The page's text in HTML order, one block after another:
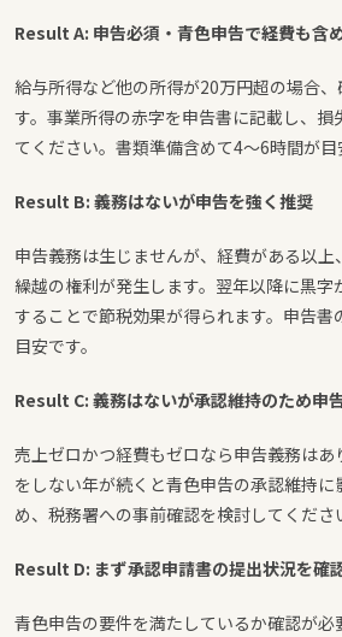
Result A: 申告必須・青色申告で経費も含
給与所得など他の所得が20万円超の場合
す。事業所得の赤字を申告書に記載し、損
てください。書類準備含めて4〜6時間が目
Result B: 義務はないが申告を強く推奨
申告義務は生じませんが、経費がある以
繰越の権利が発生します。翌年以降に黒
することで節税効果が得られます。申告書
目安です。
Result C: 義務はないが承認維持のため申
売上ゼロかつ経費もゼロなら申告義務は
をしない年が続くと青色申告の承認維持
め、税務署への事前確認を検討してくださ
Result D: まず承認申請書の提出状況を確
青色申告の要件を満たしているか確認が